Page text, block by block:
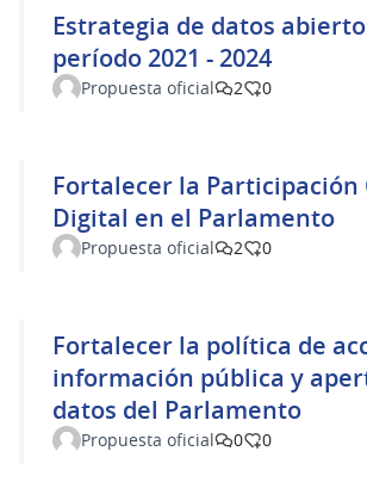
Estrategia de datos
período 2021 - 2024
Propuesta oficial 2 0
Fortalecer la Participación
Digital en el Parlamento
Propuesta oficial 2 0
Fortalecer la política de
información pública y apertura de
datos del Parlamento
Propuesta oficial 0 0